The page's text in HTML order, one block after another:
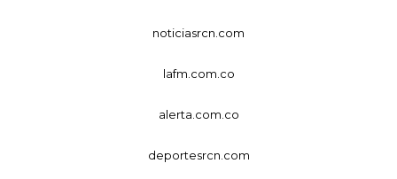
noticiasrcn.com
lafm.com.co
alerta.com.co
deportesrcn.com